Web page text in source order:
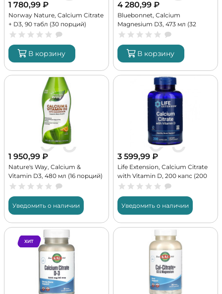
1 780,99 ₽
Norway Nature, Calcium Citrate
+ D3, 90 табл (30 порций)
В корзину
4 280,99 ₽
Bluebonnet, Calcium
Magnesium D3, 473 мл (32
порции)
В корзину
1 950,99 ₽
Nature's Way, Calcium &
Vitamin D3, 480 мл (16 порций)
Уведомить о наличии
3 599,99 ₽
Life Extension, Calcium Citrate
with Vitamin D, 200 капс (200
порций)
Уведомить о наличии
ХИТ